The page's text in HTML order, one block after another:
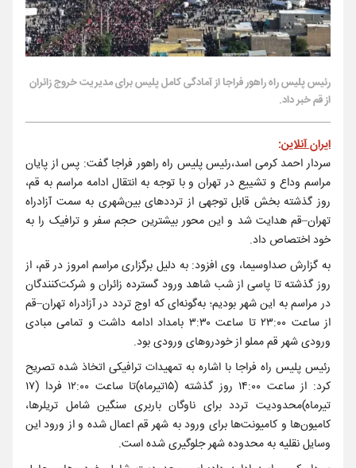
رئیس پلیس راه راهور فراجا از آمادگی کامل پلیس برای مدیریت خروج زائران
از قم خبر داد.
ایران آنلاین:
سردار احمد کرمی اسد،رئیس پلیس راه راهور فراجا گفت: پس از پایان
مراسم وداع و تشییع در تهران و با توجه به انتقال ادامه مراسم به قم،
روز گذشته بخش قابل توجهی از ترددهای بین‌شهری به سمت آزادراه
تهران–قم هدایت شد و این محور بیشترین حجم سفر و ترافیک را به
خود اختصاص داد.
به گزارش صداوسیما، وی افزود: به دلیل برگزاری مراسم امروز در قم، از
روز گذشته تا پاسی از شب شاهد ورود گسترده زائران و شرکت‌کنندگان
در مراسم به این شهر بودیم؛ به‌گونه‌ای که اوج تردد در آزادراه تهران–قم
از ساعت ۲۳:۰۰ تا ساعت ۳:۳۰ بامداد ادامه داشت و تمامی مبادی
ورودی شهر قم مملو از خودروهای ورودی بود.
رئیس پلیس راه فراجا با اشاره به تمهیدات ترافیکی اتخاذ شده تصریح
کرد: از ساعت ۱۴:۰۰ روز گذشته (۱۵تیرماه)تا ساعت ۱۲:۰۰ فردا (۱۷
تیرماه)محدودیت تردد برای ناوگان باربری سنگین شامل تریلرها،
کامیون‌ها و کامیونت‌ها برای ورود به شهر قم اعمال شده و از ورود این
وسایل نقلیه به محدوده شهر جلوگیری شده است.